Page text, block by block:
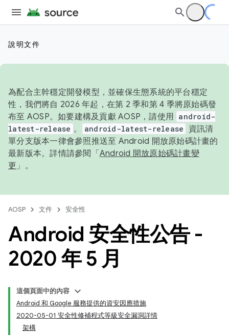
說明文件
為配合主幹穩定開發模型，並確保生態系統的平台穩定
性，我們將自 2026 年起，在第 2 季和第 4 季將原始碼發
布至 AOSP。如要建構及貢獻 AOSP，請使用 android-
latest-release 。 android-latest-release
資訊清
單分支版本一律會參照推送至 Android 開放原始碼計畫的
最新版本。詳情請參閱「 Android 開放原始碼計畫變
更 」。
AOSP 文件 安全性
Android 安全性公告 -
2020 年 5 月
這個頁面中的內容
Android 和 Google 服務提供的資安因應措施
2020-05-01 安全性修補程式等級安全漏洞詳情
架構